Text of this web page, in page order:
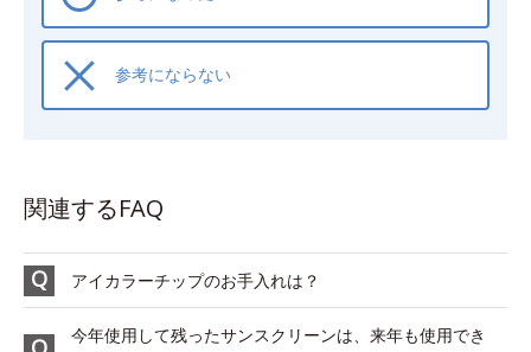
参考にならない
関連するFAQ
アイカラーチップのお手入れは？
今年使用して残ったサンスクリーンは、来年も使用でき